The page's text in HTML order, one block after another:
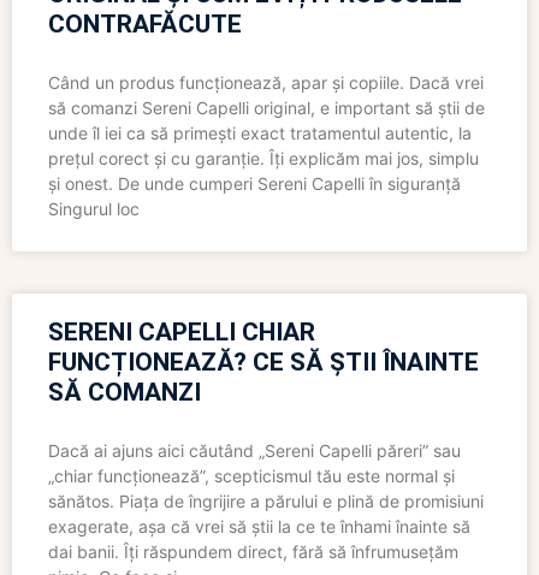
CONTRAFĂCUTE
Când un produs funcționează, apar și copiile. Dacă vrei
să comanzi Sereni Capelli original, e important să știi de
unde îl iei ca să primești exact tratamentul autentic, la
prețul corect și cu garanție. Îți explicăm mai jos, simplu
și onest. De unde cumperi Sereni Capelli în siguranță
Singurul loc
SERENI CAPELLI CHIAR
FUNCȚIONEAZĂ? CE SĂ ȘTII ÎNAINTE
SĂ COMANZI
Dacă ai ajuns aici căutând „Sereni Capelli păreri” sau
„chiar funcționează”, scepticismul tău este normal și
sănătos. Piața de îngrijire a părului e plină de promisiuni
exagerate, așa că vrei să știi la ce te înhami înainte să
dai banii. Îți răspundem direct, fără să înfrumusețăm